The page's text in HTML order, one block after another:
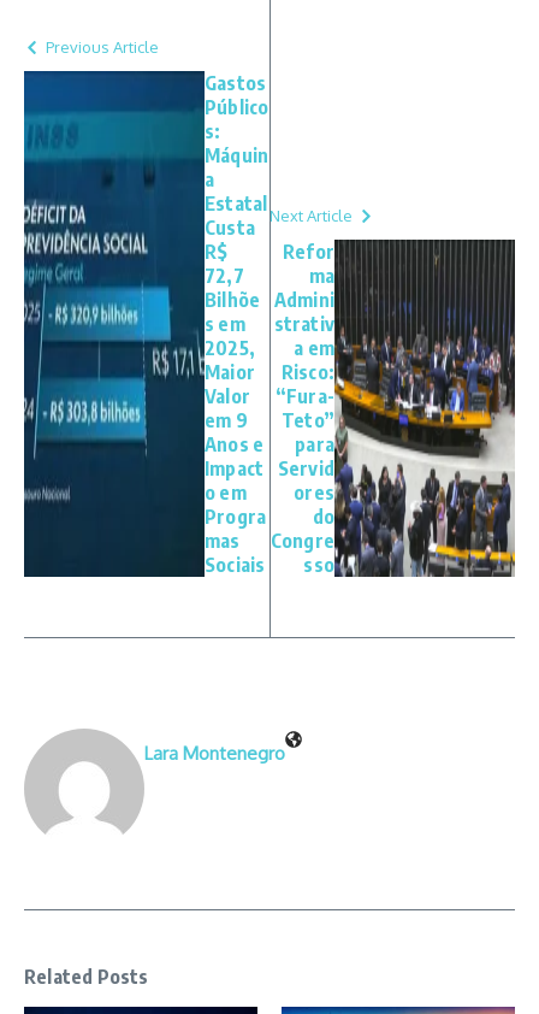
Previous Article
Gastos
Público
s:
Máquin
a
Estatal
Custa
R$
72,7
Bilhõe
s em
2025,
Maior
Valor
em 9
Anos e
Impact
o em
Progra
mas
Sociais
Next Article
Refor
ma
Admini
strativ
a em
Risco:
“Fura-
Teto”
para
Servid
ores
do
Congre
sso
Lara Montenegro
Related Posts